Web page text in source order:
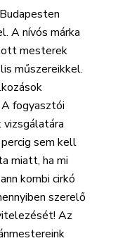
A nívós márka
mesterek
műszereikkel.
fogyasztói
vizsgálatára
sem kell
miatt, ha mi
kombi cirkó
szerelő
Az